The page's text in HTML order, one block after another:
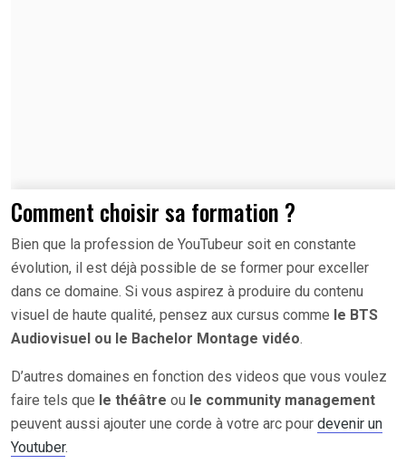
Comment choisir sa formation ?
Bien que la profession de YouTubeur soit en constante
évolution, il est déjà possible de se former pour exceller
dans ce domaine. Si vous aspirez à produire du contenu
visuel de haute qualité, pensez aux cursus comme le BTS
Audiovisuel ou le Bachelor Montage vidéo.
D’autres domaines en fonction des videos que vous voulez
faire tels que le théâtre ou le community management
peuvent aussi ajouter une corde à votre arc pour devenir un
Youtuber.